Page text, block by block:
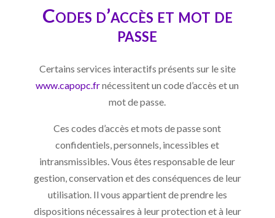
Codes d’accès et mot de
passe
Certains services interactifs présents sur le site
www.capopc.frnécessitent un code d’accès et un
mot de passe.
Ces codes d’accès et mots de passe sont
confidentiels, personnels, incessibles et
intransmissibles. Vous êtes responsable de leur
gestion, conservation et des conséquences de leur
utilisation. Il vous appartient de prendre les
dispositions nécessaires à leur protection et à leur